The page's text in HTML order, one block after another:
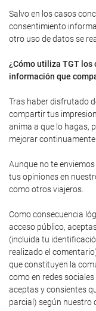
Salvo en los casos
consentimiento
otro uso de datos se
¿Cómo utiliza TGT
información que
Tras haber disfrutado
compartir tus
anima a que lo hagas,
mejorar
Aunque no te
tus opiniones en
como otros viajeros.
Como consecuencia
acceso público,
(incluida tu
realizado el
que constituyen la
como en redes
aceptas y consientes
parcial) según nuestro